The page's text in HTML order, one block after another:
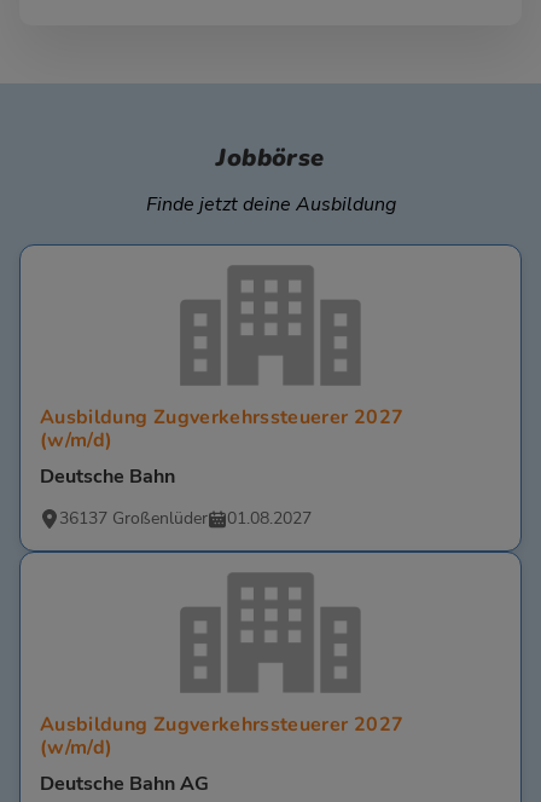
Jobbörse
Finde jetzt deine Ausbildung
Ausbildung Zugverkehrssteuerer 2027
(w/m/d)
Deutsche Bahn
36137 Großenlüder 01.08.2027
Ausbildung Zugverkehrssteuerer 2027
(w/m/d)
Deutsche Bahn AG